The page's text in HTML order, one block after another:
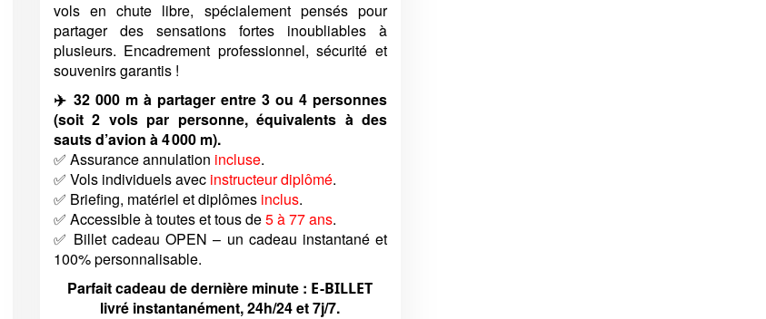
vols en chute libre, spécialement pensés pour
partager des sensations fortes inoubliables à
plusieurs. Encadrement professionnel, sécurité et
souvenirs garantis !
✈️ 32 000 m à partager entre 3 ou 4 personnes
(soit 2 vols par personne, équivalents à des
sauts d’avion à 4 000 m).
✅ Assurance annulation incluse.
✅ Vols individuels avec instructeur diplômé.
✅ Briefing, matériel et diplômes inclus.
✅ Accessible à toutes et tous de5 à 77 ans.
✅ Billet cadeau OPEN – un cadeau instantané et
100% personnalisable.
Parfait cadeau de dernière minute : E-BILLET
livré instantanément, 24h/24 et 7j/7.